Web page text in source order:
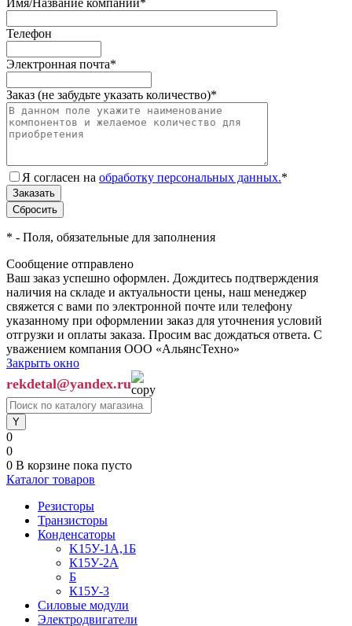
Имя/Название компании*
Телефон
Электронная почта*
Заказ (не забудьте указать количество)*
Я согласен на обработку персональных данных.*
* - Поля, обязательные для заполнения
Сообщение отправлено
Ваш заказ успешно оформлен. Дождитесь подтверждения
наличия на складе и актуальности цены, наш менеджер
свяжется с вами по электронной почте или телефону
указанному при оформлении заказ для уточнения условий
отгрузки и оплаты заказа. Просим вас дождаться ответа. С
уважением компания ООО «АльянсТехно»
Закрыть окно
rekdetal@yandex.ru
0
0
0 В корзине пока пусто
Каталог товаров
Резисторы
Транзисторы
Конденсаторы
K15У-1А,1Б
К15У-2А
Б
К15У-3
Силовые модули
Электродвигатели